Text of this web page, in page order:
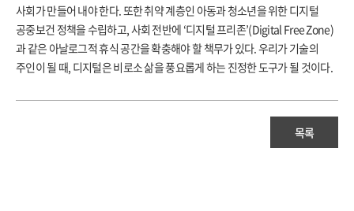
사회가 만들어 내야 한다. 또한 취약 계층인 아동과 청소년을 위한 디지털
공중보건 정책을 수립하고, 사회 전반에 ‘디지털 프리존’(Digital Free Zone)
과 같은 아날로그적 휴식 공간을 확충해야 할 책무가 있다. 우리가 기술의
주인이 될 때, 디지털은 비로소 삶을 풍요롭게 하는 진정한 도구가 될 것이다.
목록